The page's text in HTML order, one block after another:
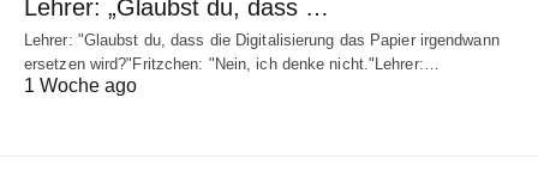
Lehrer: „Glaubst du, dass …
Lehrer: "Glaubst du, dass die Digitalisierung das Papier irgendwann
ersetzen wird?"Fritzchen: "Nein, ich denke nicht."Lehrer:…
1 Woche ago